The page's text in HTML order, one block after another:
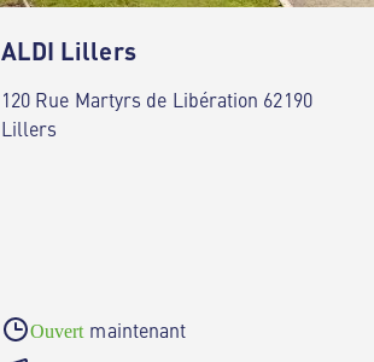
ALDI Lillers
120 Rue Martyrs de Libération 62190
Lillers
Ouvert maintenant